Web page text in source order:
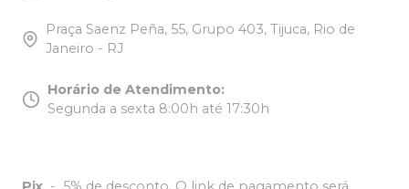
Praça Saenz Peña, 55, Grupo 403, Tijuca, Rio de
Janeiro - RJ
Horário de Atendimento:
Segunda a sexta 8:00h até 17:30h